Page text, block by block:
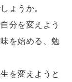
ょうか。
分を変えよう
を始める、勉
を変えようと